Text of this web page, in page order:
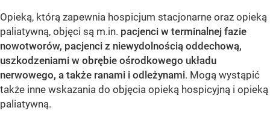
Opieką, którą zapewnia hospicjum stacjonarne oraz opieką
paliatywną, objęci są m.in. pacjenci w terminalnej fazie
nowotworów, pacjenci z niewydolnością oddechową,
uszkodzeniami w obrębie ośrodkowego układu
nerwowego, a także ranami i odleżynami. Mogą wystąpić
także inne wskazania do objęcia opieką hospicyjną i opieką
paliatywną.